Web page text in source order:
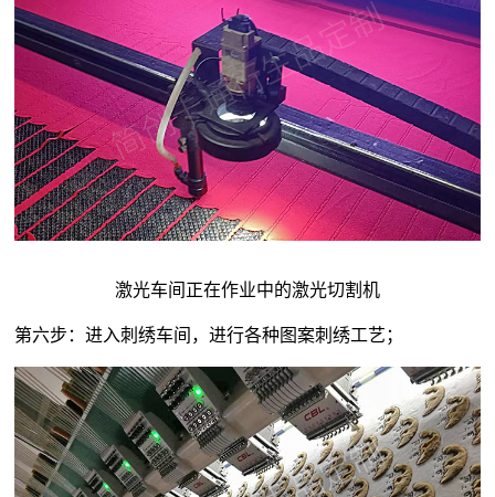
激光车间正在作业中的激光切割机
第六步：进入刺绣车间，进行各种图案刺绣工艺；